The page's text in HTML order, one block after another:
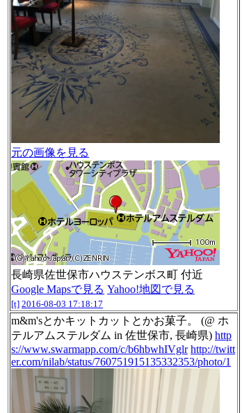
元の画像を見る
長崎県佐世保市ハウステンボス町 付近
Google Mapsで見る Yahoo!地図で見る
[t] 2016-08-03 17:18:17
m&m'sとかキットカットとかお菓子。 (@ ホ
テルアムステルダム in 佐世保市, 長崎県) http
s://www.swarmapp.com/c/b6hbwhIVglr http://twitt
er.com/nilab/status/760751915135332353/photo/1